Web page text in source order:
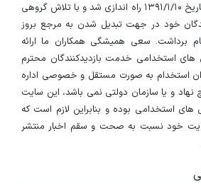
منقضی شده
سایت ایران استخدام در تاریخ ۱۳۹۱/۱/۱۰ راه اندازی شد و با تلاش گروهی
خود در جهت تبدیل شدن به مرجع بروز
برداشت. سعی همیشگی همکاران ما ارائه
استخدامی خدمت بازدیدکنندگان محترم
استخدام به صورت مستقل و خصوصی اداره
و یا سازمان دولتی نمی باشد، این سایت
های استخدامی بوده و بنابراین لازم است که
سایت خود نسبت به صحت و سقم اخبار منتشر